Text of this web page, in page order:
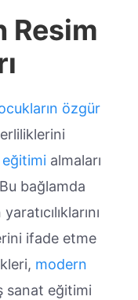
Resim
özgür
almaları
bağlamda
ifade etme
modern
sanat eğitimi